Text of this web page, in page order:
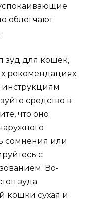
облегчают
зуд для кошек,
рекомендациях.
инструкциям
средство в
что оно
сомнения или
с
Во-
зуда
кошки сухая и